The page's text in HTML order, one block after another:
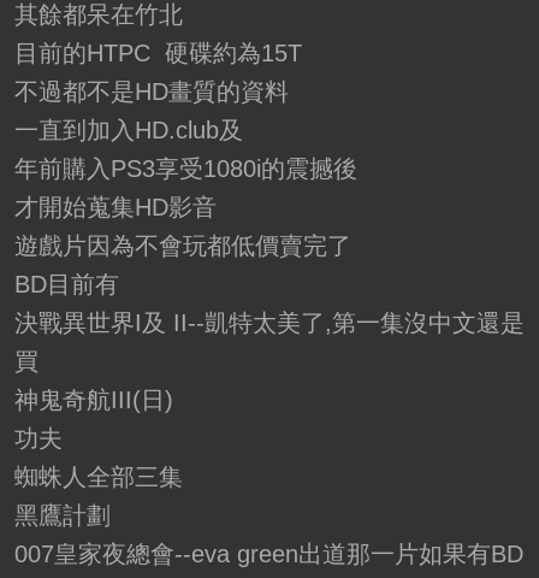
其餘都呆在竹北
目前的HTPC 硬碟約為15T
不過都不是HD畫質的資料
一直到加入HD.club及
年前購入PS3享受1080i的震撼後
才開始蒐集HD影音
遊戲片因為不會玩都低價賣完了
BD目前有
決戰異世界I及 II--凱特太美了,第一集沒中文還是
買
神鬼奇航III(日)
功夫
蜘蛛人全部三集
黑鷹計劃
007皇家夜總會--eva green出道那一片如果有BD